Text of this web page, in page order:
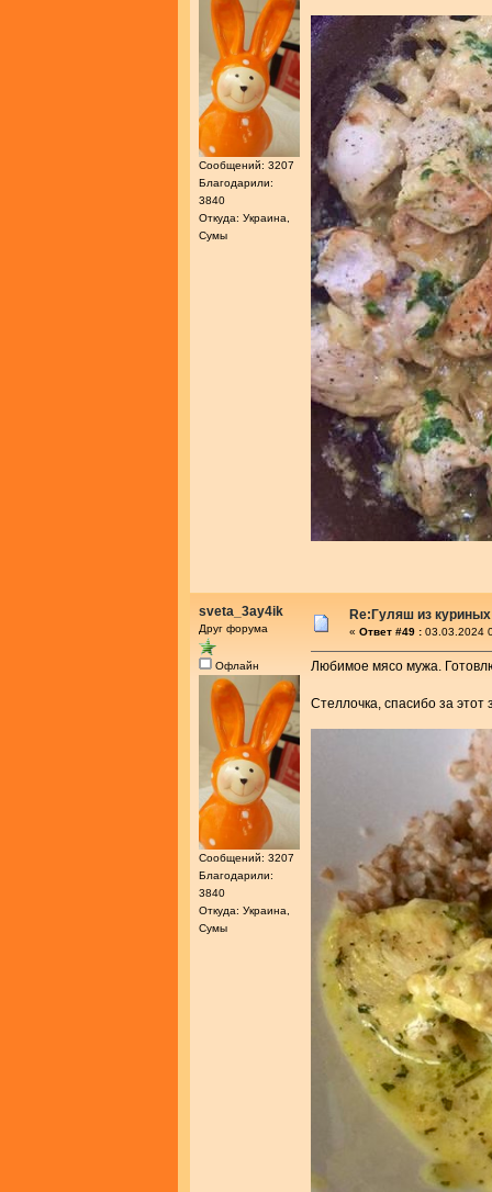
Сообщений: 3207
Благодарили:
3840
Откуда: Украина,
Сумы
sveta_3ay4ik
Друг форума
Офлайн
Сообщений: 3207
Благодарили:
3840
Откуда: Украина,
Сумы
Re:Гуляш из
« Ответ #49 : 03.03.2024
Любимое мясо мужа.
Стеллочка, спасибо за